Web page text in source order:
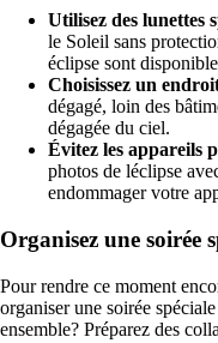
Utilisez des lunettes
le Soleil sans
éclipse sont
Choisissez un
dégagé, loin des
dégagée du ciel.
Évitez les appareils
photos de léclipse
endommager votre
Organisez une soirée
Pour rendre ce moment
organiser une soirée
ensemble? Préparez des